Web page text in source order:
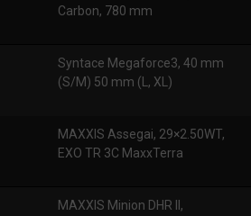
Carbon, 780 mm
Syntace Megaforce3, 40 mm
(S/M) 50 mm (L, XL)
MAXXIS Assegai, 29×2.50WT,
EXO TR 3C MaxxTerra
MAXXIS Minion DHR II,